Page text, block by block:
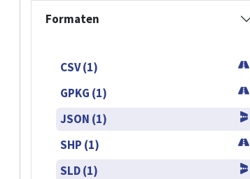
Formaten
CSV (1)
GPKG (1)
JSON (1)
SHP (1)
SLD (1)